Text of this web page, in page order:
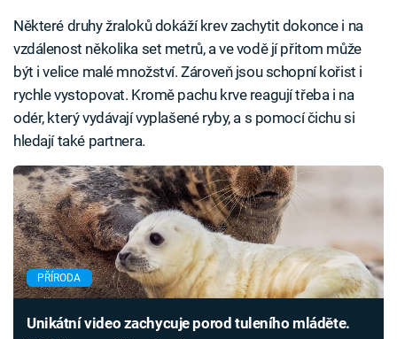
Některé druhy žraloků dokáží krev zachytit dokonce i na
vzdálenost několika set metrů, a ve vodě jí přitom může
být i velice malé množství. Zároveň jsou schopní kořist i
rychle vystopovat. Kromě pachu krve reagují třeba i na
odér, který vydávají vyplašené ryby, a s pomocí čichu si
hledají také partnera.
PŘÍRODA
Unikátní video zachycuje porod tuleního mláděte.